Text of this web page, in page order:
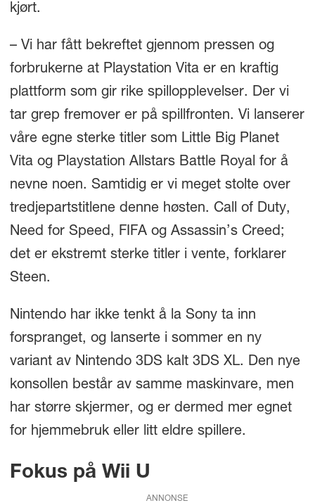
kjørt.
– Vi har fått bekreftet gjennom pressen og
forbrukerne at Playstation Vita er en kraftig
plattform som gir rike spillopplevelser. Der vi
tar grep fremover er på spillfronten. Vi lanserer
våre egne sterke titler som Little Big Planet
Vita og Playstation Allstars Battle Royal for å
nevne noen. Samtidig er vi meget stolte over
tredjepartstitlene denne høsten. Call of Duty,
Need for Speed, FIFA og Assassin’s Creed;
det er ekstremt sterke titler i vente, forklarer
Steen.
Nintendo har ikke tenkt å la Sony ta inn
forspranget, og lanserte i sommer en ny
variant av Nintendo 3DS kalt 3DS XL. Den nye
konsollen består av samme maskinvare, men
har større skjermer, og er dermed mer egnet
for hjemmebruk eller litt eldre spillere.
Fokus på Wii U
ANNONSE